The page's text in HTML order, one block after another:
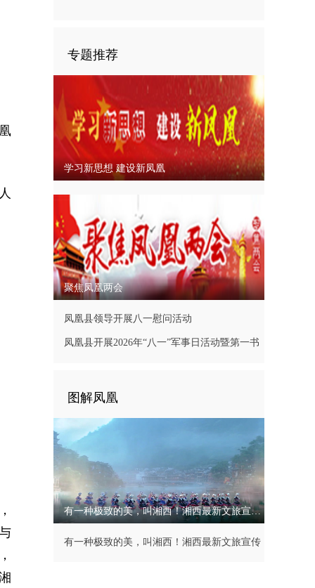
专题推荐
学习新思想 建设新凤凰
聚焦凤凰两会
凤凰县领导开展八一慰问活动
凤凰县开展2026年“八一”军事日活动暨第一书
图解凤凰
有一种极致的美，叫湘西！湘西最新文旅宣传片
有一种极致的美，叫湘西！湘西最新文旅宣传